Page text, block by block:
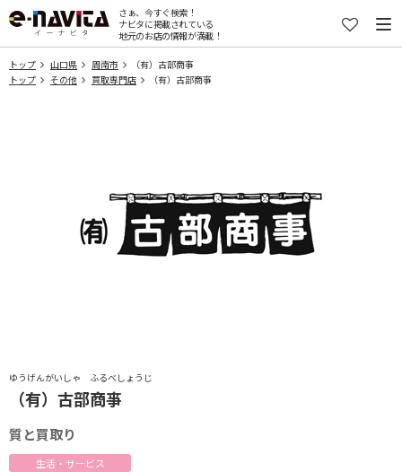
さぁ、今すぐ検索！
ナビタに掲載されている
地元のお店の情報が満載！
トップ 山口県 周南市
（有）古部商亊
トップ
その他 買取専門店 （有）古部商亊
ゆうげんがいしゃ ふるべしょうじ
（有）古部商亊
質と買取り
生活・サービス